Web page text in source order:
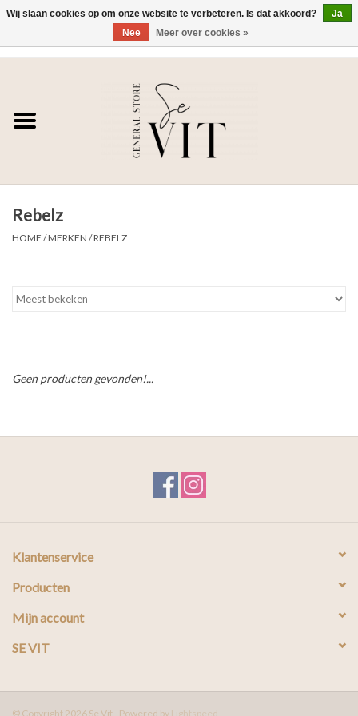
SE VIT
HEREN
SALE DAMES
Rebelz
HOME /MERKEN /REBELZ
Geen producten gevonden!...
Klantenservice
Producten
Mijn account
SE VIT
© Copyright 2026 Se Vit - Powered by Lightspeed
Wij slaan cookies op om onze website te verbeteren. Is dat akkoord?
Ja
Nee
Meer over cookies »